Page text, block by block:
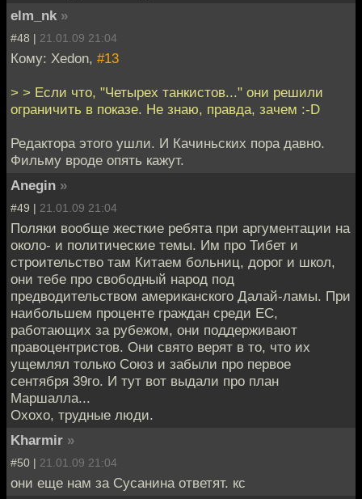
elm_nk »
#48 | 21.01.09 21:04
Кому: Xedon, #13
> > Если что, "Четырех танкистов..." они решили
ограничить в показе. Не знаю, правда, зачем :-D
Редактора этого ушли. И Качиньских пора давно.
Фильму вроде опять кажут.
Anegin »
#49 | 21.01.09 21:04
Поляки вообще жесткие ребята при аргументации на
около- и политические темы. Им про Тибет и
строительство там Китаем больниц, дорог и школ,
они тебе про свободный народ под
предводительством американского Далай-ламы. При
наибольшем проценте граждан среди ЕС,
работающих за рубежом, они поддерживают
правоцентристов. Они свято верят в то, что их
ущемлял только Союз и забыли про первое
сентября 39го. И тут вот выдали про план
Маршалла...
Охохо, трудные люди.
Kharmir »
#50 | 21.01.09 21:04
они еще нам за Сусанина ответят. кс